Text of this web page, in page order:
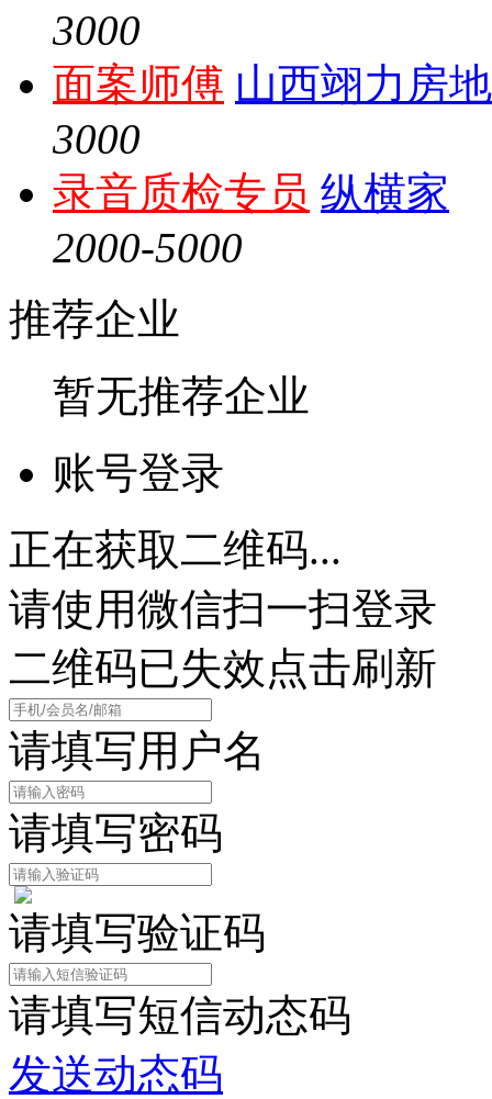
3000
面案师傅 山西翊力房
3000
录音质检专员 纵横家
2000-5000
推荐企业
暂无推荐企业
账号登录
正在获取二维码...
请使用微信扫一扫登录
二维码已失效点击刷新
请填写用户名
请填写密码
请填写验证码
请填写短信动态码
发送动态码